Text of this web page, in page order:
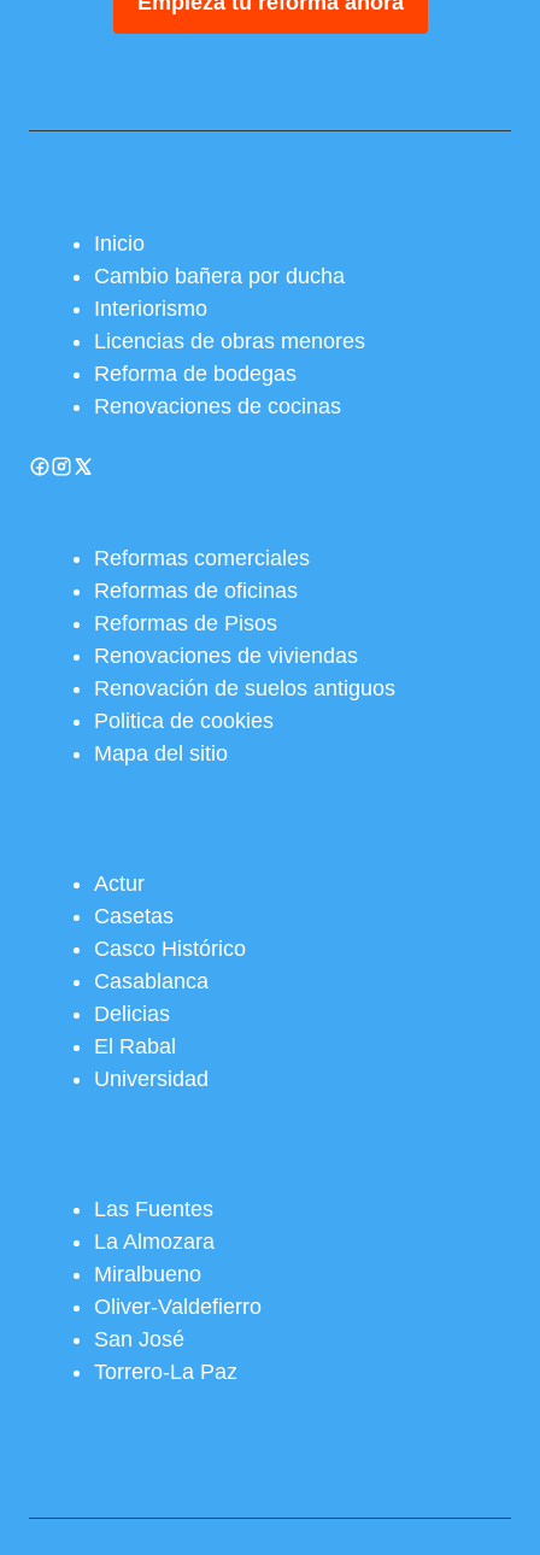
Inicio
Cambio bañera por ducha
Interiorismo
Licencias de obras menores
Reforma de bodegas
Renovaciones de cocinas
Reformas comerciales
Reformas de oficinas
Reformas de Pisos
Renovaciones de viviendas
Renovación de suelos antiguos
Politica de cookies
Mapa del sitio
Actur
Casetas
Casco Histórico
Casablanca
Delicias
El Rabal
Universidad
Las Fuentes
La Almozara
Miralbueno
Oliver-Valdefierro
San José
Torrero-La Paz